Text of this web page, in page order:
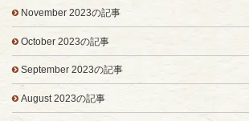
November 2023の記事
October 2023の記事
September 2023の記事
August 2023の記事